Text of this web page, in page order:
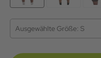
Ausgewählte Größe: S